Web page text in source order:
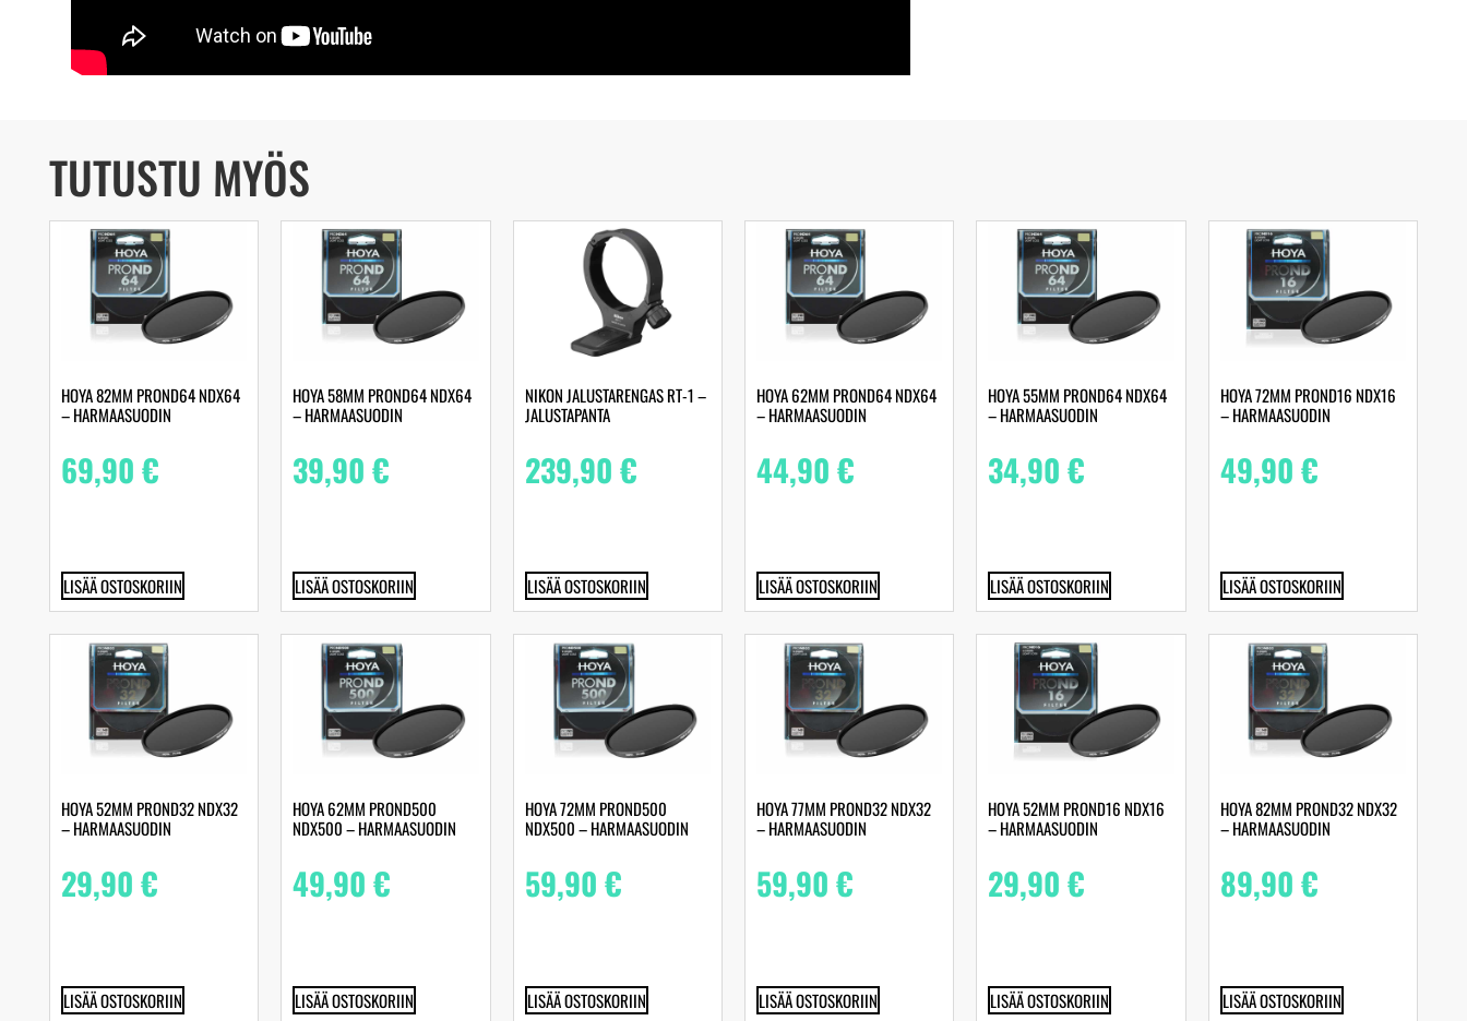
TUTUSTU MYÖS
HOYA 82MM PROND64 NDX64
– HARMAASUODIN
69,90€
LISÄÄ OSTOSKORIIN
HOYA 58MM PROND64 NDX64
– HARMAASUODIN
39,90€
LISÄÄ OSTOSKORIIN
NIKON JALUSTARENGAS RT-1 –
JALUSTAPANTA
239,90€
LISÄÄ OSTOSKORIIN
HOYA 62MM PROND64 NDX64
– HARMAASUODIN
44,90€
LISÄÄ OSTOSKORIIN
HOYA 55MM PROND64 NDX64
– HARMAASUODIN
34,90€
LISÄÄ OSTOSKORIIN
HOYA 72MM PROND16 NDX16
– HARMAASUODIN
49,90€
LISÄÄ OSTOSKORIIN
HOYA 52MM PROND32 NDX32
– HARMAASUODIN
29,90€
LISÄÄ OSTOSKORIIN
HOYA 62MM PROND500
NDX500 – HARMAASUODIN
49,90€
LISÄÄ OSTOSKORIIN
HOYA 72MM PROND500
NDX500 – HARMAASUODIN
59,90€
LISÄÄ OSTOSKORIIN
HOYA 77MM PROND32 NDX32
– HARMAASUODIN
59,90€
LISÄÄ OSTOSKORIIN
HOYA 52MM PROND16 NDX16
– HARMAASUODIN
29,90€
LISÄÄ OSTOSKORIIN
HOYA 82MM PROND32 NDX32
– HARMAASUODIN
89,90€
LISÄÄ OSTOSKORIIN